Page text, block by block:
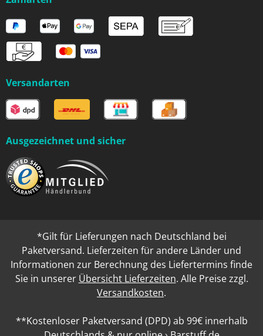
Versandarten
Ausgezeichnet und sicher
*Gilt für Lieferungen nach Deutschland bei
Paketversand. Lieferzeiten für andere Länder und
Informationen zur Berechnung des Liefertermins finde
Sie in unserer Übersicht Lieferzeiten. Alle Preise zzgl.
Versandkosten.
**Kostenloser Paketversand (DPD) ab 99€ innerhalb